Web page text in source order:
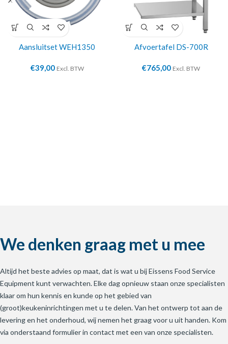
Aansluitset WEH1350
€39,00 Excl. BTW
Afvoertafel DS-700R
€765,00 Excl. BTW
We denken graag met u mee
Altijd het beste advies op maat, dat is wat u bij Eissens Food Service
Equipment kunt verwachten. Elke dag opnieuw staan onze specialisten
klaar om hun kennis en kunde op het gebied van
(groot)keukeninrichtingen met u te delen. Van het ontwerp tot aan de
levering en het onderhoud, wij nemen het graag voor u uit handen. Kom
via onderstaand formulier in contact met een van onze specialisten.